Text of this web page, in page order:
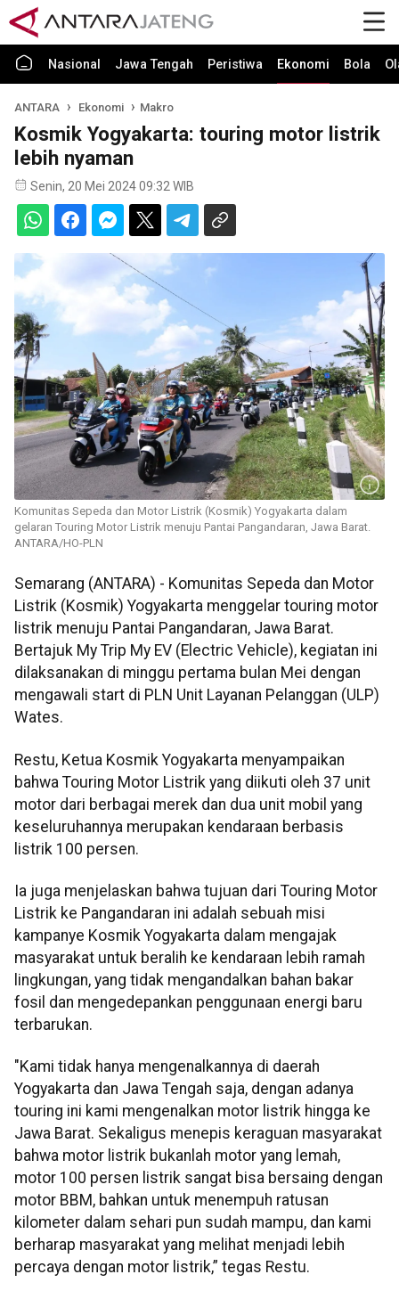
Nasional Jawa Tengah Peristiwa Ekonomi Bola
ANTARA Ekonomi Makro
Kosmik Yogyakarta: touring motor listrik
lebih nyaman
Senin, 20 Mei 2024 09:32 WIB
Komunitas Sepeda dan Motor Listrik (Kosmik) Yogyakarta dalam
gelaran Touring Motor Listrik menuju Pantai Pangandaran, Jawa Barat.
ANTARA/HO-PLN
Semarang (ANTARA) - Komunitas Sepeda dan Motor
Listrik (Kosmik) Yogyakarta menggelar touring motor
listrik menuju Pantai Pangandaran, Jawa Barat.
Bertajuk My Trip My EV (Electric Vehicle), kegiatan ini
dilaksanakan di minggu pertama bulan Mei dengan
mengawali start di PLN Unit Layanan Pelanggan (ULP)
Wates.
Restu, Ketua Kosmik Yogyakarta menyampaikan
bahwa Touring Motor Listrik yang diikuti oleh 37 unit
motor dari berbagai merek dan dua unit mobil yang
keseluruhannya merupakan kendaraan berbasis
listrik 100 persen.
Ia juga menjelaskan bahwa tujuan dari Touring Motor
Listrik ke Pangandaran ini adalah sebuah misi
kampanye Kosmik Yogyakarta dalam mengajak
masyarakat untuk beralih ke kendaraan lebih ramah
lingkungan, yang tidak mengandalkan bahan bakar
fosil dan mengedepankan penggunaan energi baru
terbarukan.
"Kami tidak hanya mengenalkannya di daerah
Yogyakarta dan Jawa Tengah saja, dengan adanya
touring ini kami mengenalkan motor listrik hingga ke
Jawa Barat. Sekaligus menepis keraguan masyarakat
bahwa motor listrik bukanlah motor yang lemah,
motor 100 persen listrik sangat bisa bersaing dengan
motor BBM, bahkan untuk menempuh ratusan
kilometer dalam sehari pun sudah mampu, dan kami
berharap masyarakat yang melihat menjadi lebih
percaya dengan motor listrik,” tegas Restu.